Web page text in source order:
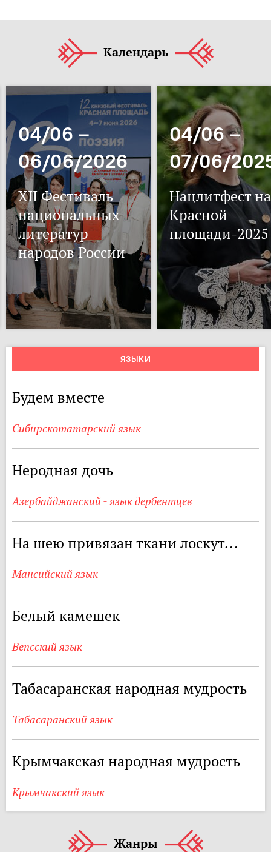
Календарь
04/06 –
06/06/2026
XII Фестиваль
национальных
литератур
народов России
04/06 –
07/06/
Нацлитфест на
Красной
площади-2025
ЯЗЫКИ
Будем вместе
Сибирскотатарский язык
Неродная дочь
Азербайджанский - язык дербентцев
На шею привязан ткани лоскут...
Мансийский язык
Белый камешек
Вепсский язык
Табасаранская народная мудрость
Табасаранский язык
Крымчакская народная мудрость
Крымчакский язык
Жанры